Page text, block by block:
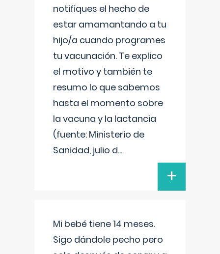
notifiques el hecho de
estar amamantando a tu
hijo/a cuando programes
tu vacunación. Te explico
el motivo y también te
resumo lo que sabemos
hasta el momento sobre
la vacuna y la lactancia
(fuente: Ministerio de
Sanidad, julio d...
+
Mi bebé tiene 14 meses.
Sigo dándole pecho pero